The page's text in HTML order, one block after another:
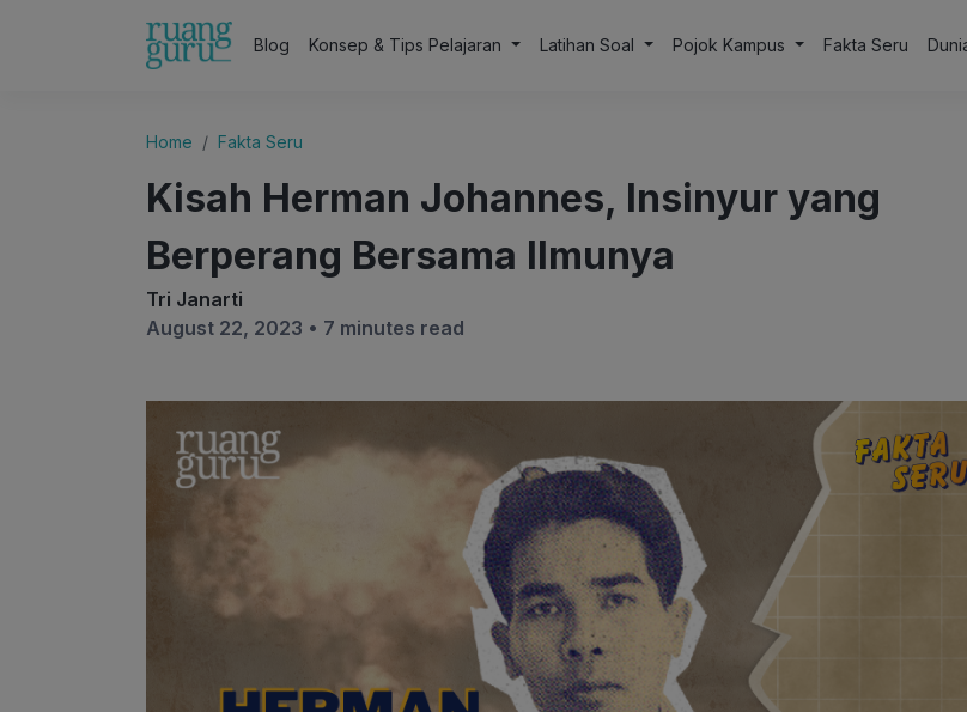
Blog Konsep & Tips Pelajaran Latihan Soal Pojok Kampus Fakta Seru
Home Fakta Seru
Kisah Herman Johannes, Insinyur yang
Berperang Bersama Ilmunya
Tri Janarti
August 22, 2023 • 7 minutes read